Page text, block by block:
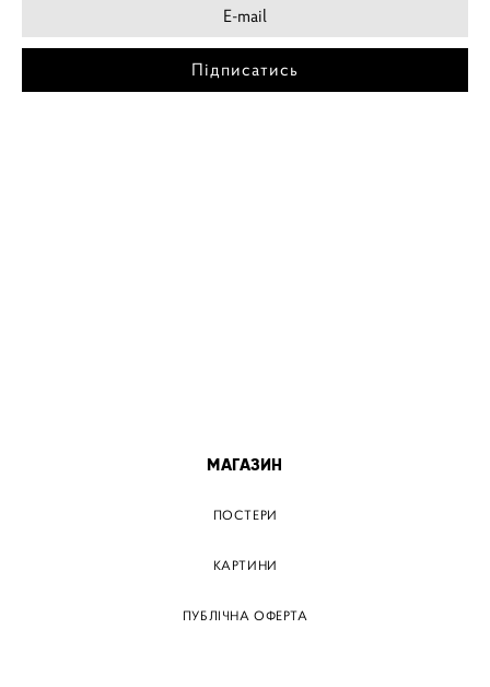
Підписатись
МАГАЗИН
ПОСТЕРИ
КАРТИНИ
ПУБЛІЧНА ОФЕРТА